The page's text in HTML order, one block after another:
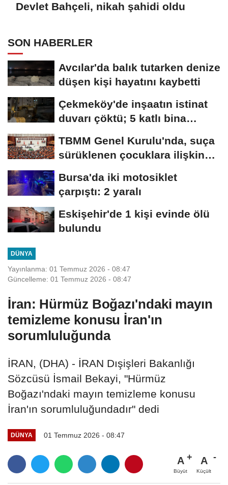
Devlet Bahçeli, nikah şahidi oldu
SON HABERLER
Avcılar'da balık tutarken denize
düşen kişi hayatını kaybetti
Çekmeköy'de inşaatın istinat
duvarı çöktü; 5 katlı bina
TBMM Genel Kurulu'nda, suça
sürüklenen çocuklara ilişkin
Bursa'da iki motosiklet
çarpıştı: 2 yaralı
Eskişehir'de 1 kişi evinde ölü
bulundu
DÜNYA
Yayınlanma: 01 Temmuz 2026 - 08:47
Güncelleme: 01 Temmuz 2026 - 08:47
İran: Hürmüz Boğazı'ndaki mayın
temizleme konusu İran'ın
sorumluluğunda
İRAN, (DHA) - İRAN Dışişleri Bakanlığı
Sözcüsü İsmail Bekayi, "Hürmüz
Boğazı'ndaki mayın temizleme konusu
İran'ın sorumluluğundadır" dedi
DÜNYA 01 Temmuz 2026 - 08:47
A
Büyüt
A
Küçült